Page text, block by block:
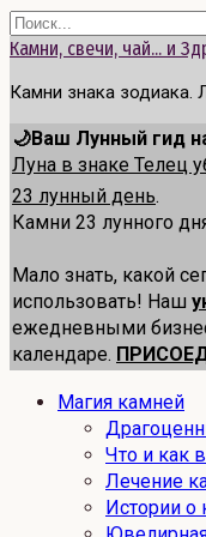
Перейти
к
Search
for:
Камни, свечи, чай... и
Камни знака зодиака.
🌙Ваш Лунный гид
Луна в знаке Телец
23 лунный день.
Камни 23 лунного
Мало знать, какой
использовать! Наш
ежедневными
календаре.
Магия камней
Что и как
Лечение
Истории о